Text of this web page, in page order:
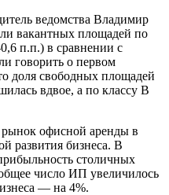
ведомства Владимир
вакантных площадей по
п.п.) в сравнении с
говорить о первом
доля свободных площадей
вдвое, а по классу B
офисной аренды в
развития бизнеса. В
столичных
число ИП увеличилось
— на 4%.